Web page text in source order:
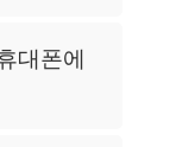
대폰에